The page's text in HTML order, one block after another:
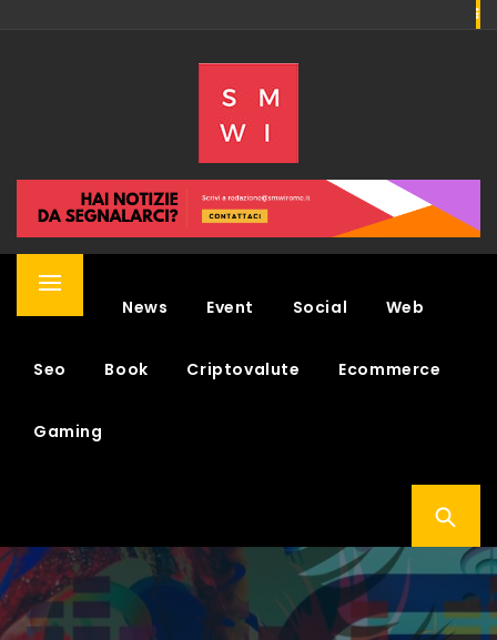
SOCIAL MEDIA WEEK & NEWS
Primary
News Event Social Web
Seo Book Criptovalute Ecommerce
Gaming